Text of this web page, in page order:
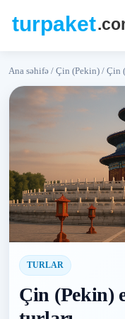
Ana səhifə / Çin (Pekin) / Çin
TURLAR
Çin (Pekin)